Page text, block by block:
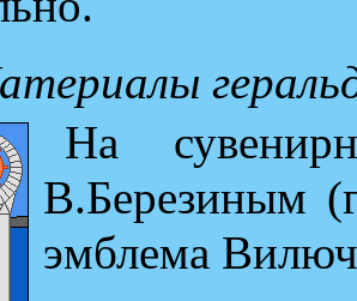
На
В.Березиным
эмблема